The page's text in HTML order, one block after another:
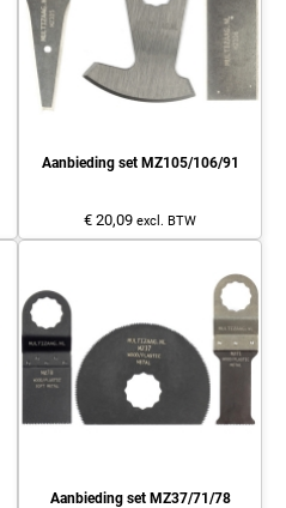
Aanbieding set MZ105/106/91
€ 20,09 excl. BTW
Aanbieding set MZ37/71/78